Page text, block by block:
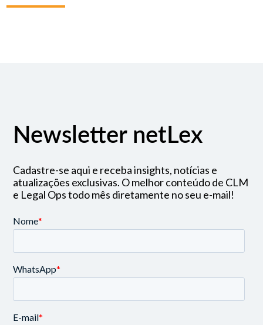
Newsletter netLex
Cadastre-se aqui e receba insights, notícias e
atualizações exclusivas. O melhor conteúdo de CLM
e Legal Ops todo mês diretamente no seu e-mail!